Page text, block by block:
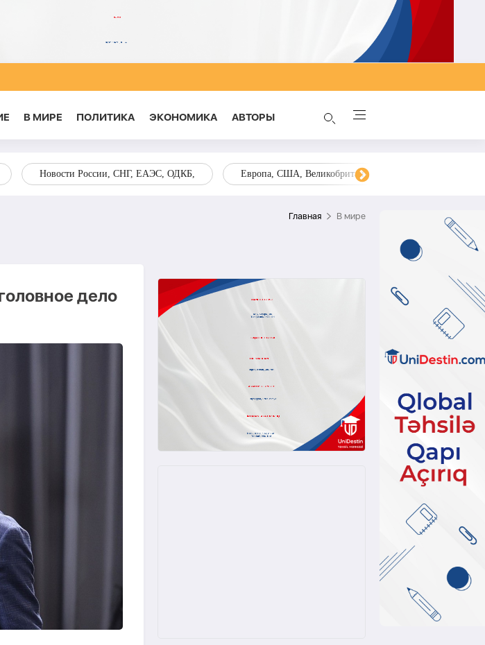
В МИРЕ ПОЛИТИКА ЭКОНОМИКА AВТОРЫ
Новости России, СНГ, ЕАЭС, ОДКБ, Европа, США, Великобритания, Украина, Запад,
Главная В мире
дело